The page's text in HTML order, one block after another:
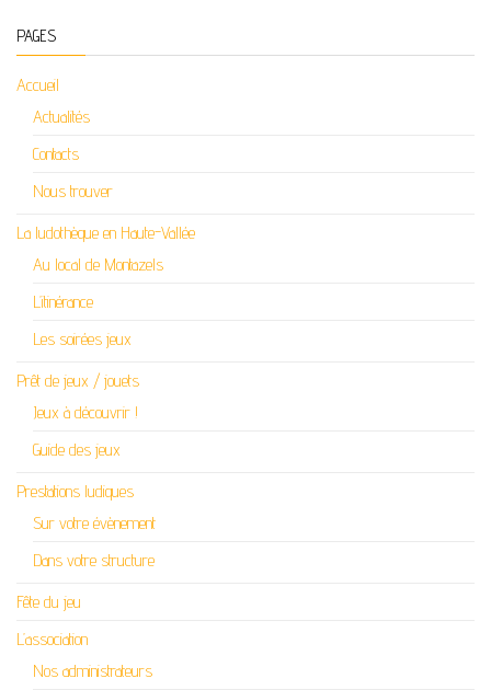
PAGES
Accueil
Actualités
Contacts
Nous trouver
La ludothèque en Haute-Vallée
Au local de Montazels
L’itinérance
Les soirées jeux
Prêt de jeux / jouets
Jeux à découvrir !
Guide des jeux
Prestations ludiques
Sur votre évènement
Dans votre structure
Fête du jeu
L’association
Nos administrateurs